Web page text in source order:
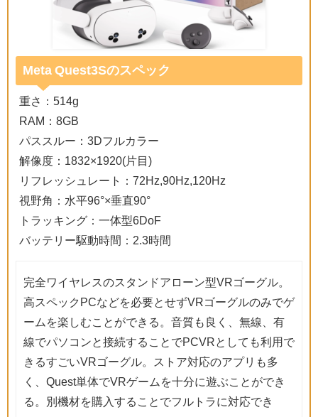
Meta Quest3Sのスペック
重さ：514g
RAM：8GB
パススルー：3Dフルカラー
解像度：1832×1920(片目)
リフレッシュレート：72Hz,90Hz,120Hz
視野角：水平96°×垂直90°
トラッキング：一体型6DoF
バッテリー駆動時間：2.3時間
完全ワイヤレスのスタンドアローン型VRゴーグル。
高スペックPCなどを必要とせずVRゴーグルのみでゲ
ームを楽しむことができる。音質も良く、無線、有
線でパソコンと接続することでPCVRとしても利用で
きるすごいVRゴーグル。ストア対応のアプリも多
く、Quest単体でVRゲームを十分に遊ぶことができ
る。別機材を購入することでフルトラに対応でき